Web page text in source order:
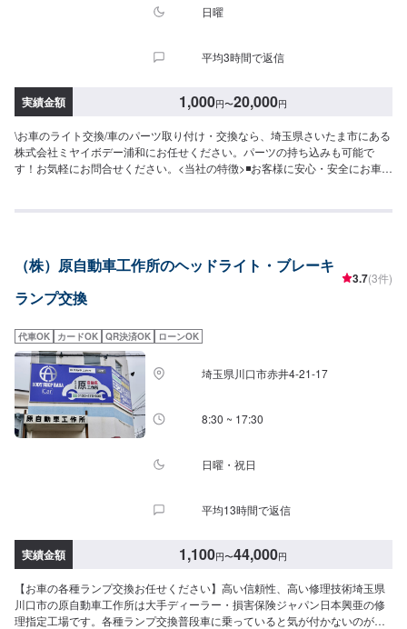
日曜
平均3時間で返信
実績金額 1,000円〜20,000円
\お車のライト交換/車のパーツ取り付け・交換なら、埼玉県さいたま市にある
株式会社ミヤイボデー浦和にお任せください。パーツの持ち込みも可能で
す！お気軽にお問合せください。<当社の特徴>◾お客様に安心・安全にお車に
経験の長いスタッフが丁寧にわかりやすく説明いたしますので、その都度お
【1】お問い合わせ【2】車の確認・お見積もりの作成【3】車のお預かり
【4】修理開始【5】修理終了・お支払い【6】アフターサポート【代車につ
いて】作業中にお車が必要なお客様には、代車をお出しすることもできます
すべてにETC、ナビが付いております。※代車の燃料代はお客様にご負担いた
だいております。【定休日・営業時間】定休日：年中無休（大型連休のみ休
み）営業時間：9:00~18:00
（株）原自動車工作所のヘッドライト・ブレーキ
ランプ交換
3.7(3件)
代車OK カードOK QR決済OK ローンOK
埼玉県川口市赤井4-21-17
8:30 ~ 17:30
日曜・祝日
平均13時間で返信
実績金額 1,100円〜44,000円
【お車の各種ランプ交換お任せください】高い信頼性、高い修理技術埼玉県
川口市の原自動車工作所は大手ディーラー・損害保険ジャパン日本興亜の修
理指定工場です。各種ランプ交換普段車に乗っていると気が付かないのが球